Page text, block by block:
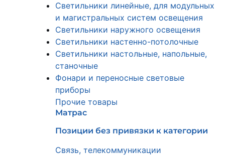
Светильники линейные, для модульных
и магистральных систем освещения
Светильники наружного освещения
Светильники настенно-потолочные
Светильники настольные, напольные,
станочные
Фонари и переносные световые
приборы
Прочие товары
Матрас
Позиции без привязки к категории
Связь, телекоммуникации